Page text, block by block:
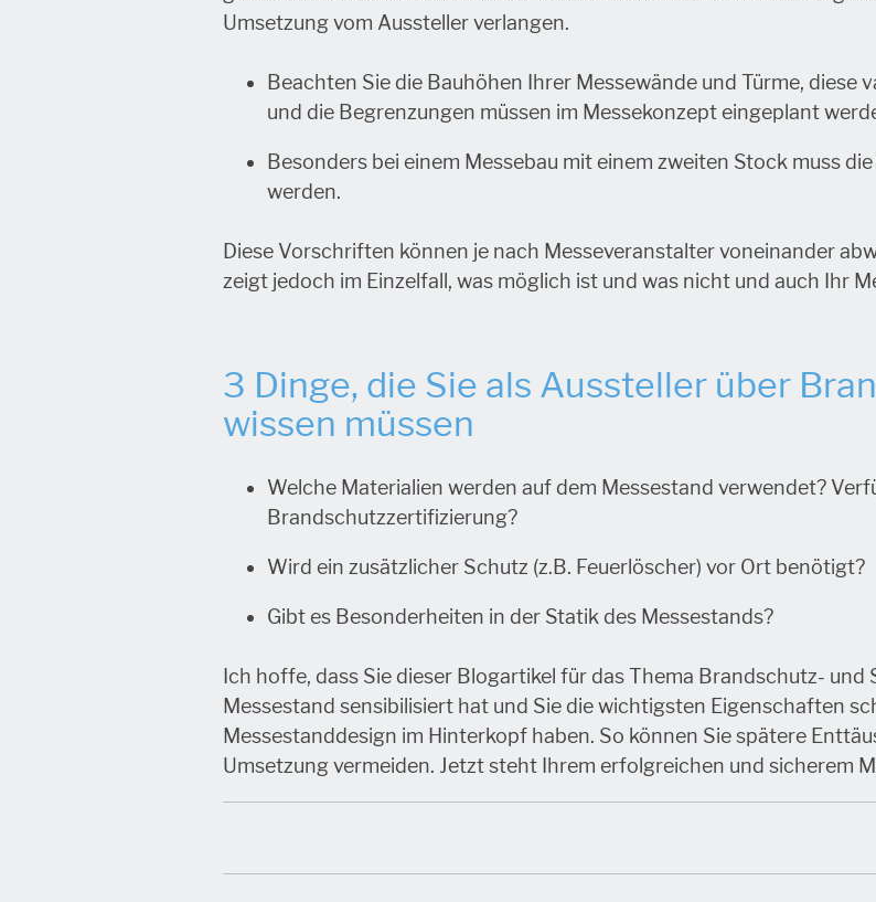
Umsetzung vom Aussteller verlangen.
Beachten Sie die Bauhöhen Ihrer Messewände und Türme,
und die Begrenzungen müssen im Messekonzept eingeplant
Besonders bei einem Messebau mit einem zweiten Stock muss
werden.
Diese Vorschriften können je nach Messeveranstalter voneinander
zeigt jedoch im Einzelfall, was möglich ist und was nicht und auch Ihr
3 Dinge, die Sie als Aussteller über
wissen müssen
Welche Materialien werden auf dem Messestand verwendet?
Brandschutzzertifizierung?
Wird ein zusätzlicher Schutz (z.B. Feuerlöscher) vor Ort benötigt?
Gibt es Besonderheiten in der Statik des Messestands?
Ich hoffe, dass Sie dieser Blogartikel für das Thema Brandschutz-
Messestand sensibilisiert hat und Sie die wichtigsten Eigenschaften
Messestanddesign im Hinterkopf haben. So können Sie spätere
Umsetzung vermeiden. Jetzt steht Ihrem erfolgreichen und sicherem